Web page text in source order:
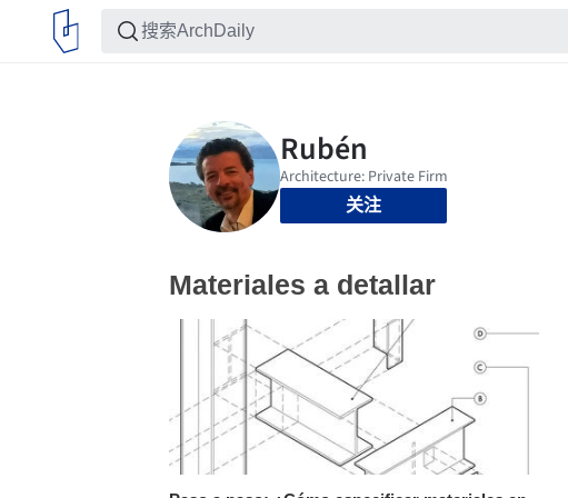
关注
Materiales a detallar